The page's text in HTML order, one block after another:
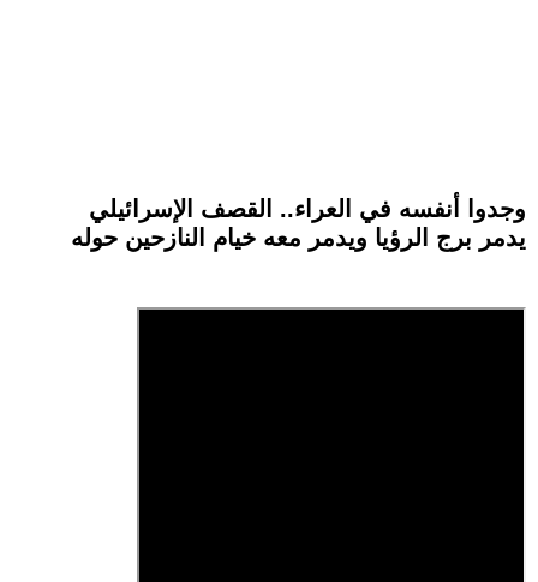
وجدوا أنفسه في العراء.. القصف الإسرائيلي
يدمر برج الرؤيا ويدمر معه خيام النازحين حوله